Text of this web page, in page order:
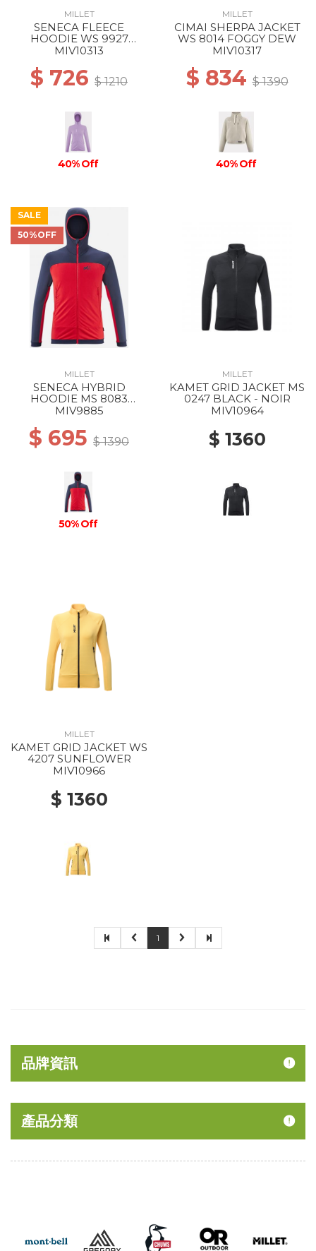
MILLET
SENECA FLEECE
HOODIE WS 9927
VIBRANT VIOLET
MIV10313
$ 726 $ 1210
40% Off
MILLET
CIMAI SHERPA JACKET
WS 8014 FOGGY DEW
MIV10317
$ 834$ 1390
40% Off
SALE
50%OFF
MILLET
SENECA HYBRID
HOODIE MS 8083
ROUGE/SAPHIR
MIV9885
$ 695 $ 1390
50% Off
MILLET
KAMET GRID JACKET MS
0247 BLACK - NOIR
MIV10964
$ 1360
MILLET
KAMET GRID JACKET WS
4207 SUNFLOWER
MIV10966
$ 1360
1
品牌資訊
產品分類